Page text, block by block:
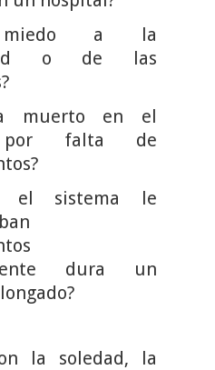
miedo a la
o de las
muerto en el
por falta de
el sistema le
dura un
la soledad, la